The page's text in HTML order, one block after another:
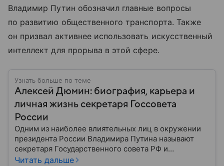
Владимир Путин обозначил главные вопросы
по развитию общественного транспорта. Также
он призвал активнее использовать искусственный
интеллект для прорыва в этой сфере.
Узнать больше по теме
Алексей Дюмин: биография, карьера и
личная жизнь секретаря Госсовета
России
Одним из наиболее влиятельных лиц в окружении
президента России Владимира Путина называют
секретаря Государственного совета РФ и
помощника главы государства Алексея Дюмина.
Читать дальше